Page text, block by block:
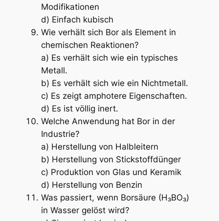
Modifikationen
d) Einfach kubisch
Wie verhält sich Bor als Element in
chemischen Reaktionen?
a) Es verhält sich wie ein typisches
Metall.
b) Es verhält sich wie ein Nichtmetall.
c) Es zeigt amphotere Eigenschaften.
d) Es ist völlig inert.
Welche Anwendung hat Bor in der
Industrie?
a) Herstellung von Halbleitern
b) Herstellung von Stickstoffdünger
c) Produktion von Glas und Keramik
d) Herstellung von Benzin
Was passiert, wenn Borsäure (H₃BO₃)
in Wasser gelöst wird?